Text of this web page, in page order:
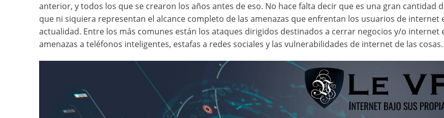
anterior, y todos los que se crearon los años antes de eso. No hace falta decir que es una gran cantidad
que ni siquiera representan el alcance completo de las amenazas que enfrentan los usuarios de internet
actualidad. Entre los más comunes están los ataques dirigidos destinados a cerrar negocios y/o internet
amenazas a teléfonos inteligentes, estafas a redes sociales y las vulnerabilidades de internet de las cosas.